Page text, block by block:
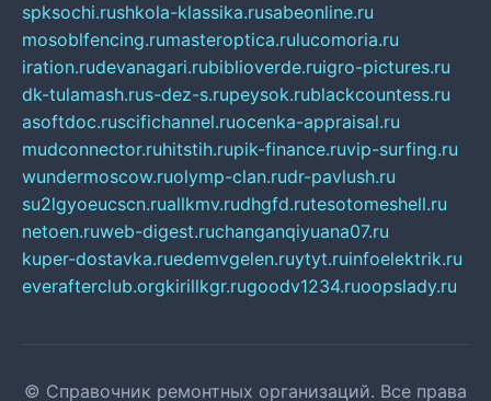
spksochi.rushkola-klassika.rusabeonline.ru
mosoblfencing.rumasteroptica.rulucomoria.ru
iration.rudevanagari.rubiblioverde.ruigro-pictures.ru
dk-tulamash.rus-dez-s.rupeysok.rublackcountess.ru
asoftdoc.ruscifichannel.ruocenka-appraisal.ru
mudconnector.ruhitstih.rupik-finance.ruvip-surfing.ru
wundermoscow.ruolymp-clan.rudr-pavlush.ru
su2lgyoeucscn.ruallkmv.rudhgfd.rutesotomeshell.ru
netoen.ruweb-digest.ruchanganqiyuana07.ru
kuper-dostavka.ruedemvgelen.ruytyt.ruinfoelektrik.ru
everafterclub.orgkirillkgr.rugoodv1234.ruoopslady.ru
© Справочник ремонтных организаций. Все права